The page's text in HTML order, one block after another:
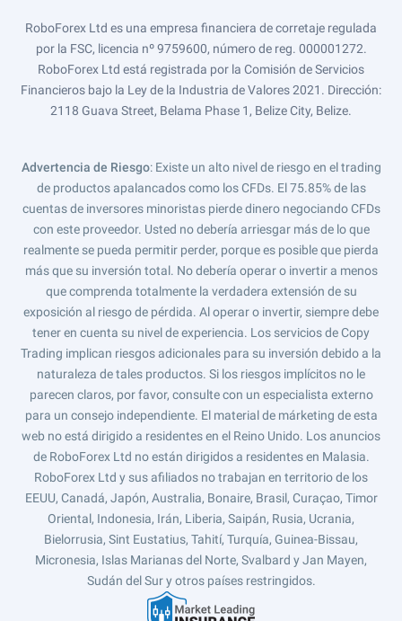
RoboForex Ltd es una empresa financiera de corretaje regulada
por la FSC, licencia nº 9759600, número de reg. 000001272.
RoboForex Ltd está registrada por la Comisión de Servicios
Financieros bajo la Ley de la Industria de Valores 2021. Dirección:
2118 Guava Street, Belama Phase 1, Belize City, Belize.
Advertencia de Riesgo: Existe un alto nivel de riesgo en el trading
de productos apalancados como los CFDs. El 75.85% de las
cuentas de inversores minoristas pierde dinero negociando CFDs
con este proveedor. Usted no debería arriesgar más de lo que
realmente se pueda permitir perder, porque es posible que pierda
más que su inversión total. No debería operar o invertir a menos
que comprenda totalmente la verdadera extensión de su
exposición al riesgo de pérdida. Al operar o invertir, siempre debe
tener en cuenta su nivel de experiencia. Los servicios de Copy
Trading implican riesgos adicionales para su inversión debido a la
naturaleza de tales productos. Si los riesgos implícitos no le
parecen claros, por favor, consulte con un especialista externo
para un consejo independiente. El material de márketing de esta
web no está dirigido a residentes en el Reino Unido. Los anuncios
de RoboForex Ltd no están dirigidos a residentes en Malasia.
RoboForex Ltd y sus afiliados no trabajan en territorio de los
EEUU, Canadá, Japón, Australia, Bonaire, Brasil, Curaçao, Timor
Oriental, Indonesia, Irán, Liberia, Saipán, Rusia, Ucrania,
Bielorrusia, Sint Eustatius, Tahití, Turquía, Guinea-Bissau,
Micronesia, Islas Marianas del Norte, Svalbard y Jan Mayen,
Sudán del Sur y otros países restringidos.